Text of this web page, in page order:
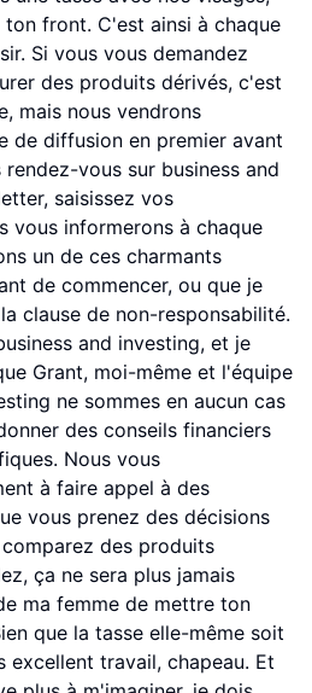
front. C'est ainsi à chaque
Si vous vous demandez
des produits dérivés, c'est
mais nous vendrons
de diffusion en premier avant
vous sur business and
saisissez vos
vous informerons à chaque
un de ces charmants
de commencer, ou que je
clause de non-responsabilité.
and investing, et je
Grant, moi-même et l'équipe
ne sommes en aucun cas
des conseils financiers
Nous vous
à faire appel à des
vous prenez des décisions
des produits
ça ne sera plus jamais
ma femme de mettre ton
que la tasse elle-même soit
excellent travail, chapeau. Et